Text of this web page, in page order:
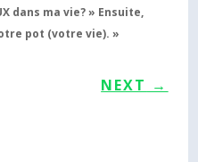
dans ma vie? » Ensuite,
pot (votre vie). »
NEXT →